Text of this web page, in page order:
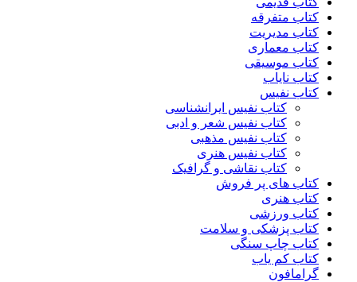
کتاب متفرقه
کتاب مدیریت
کتاب معماری
کتاب موسیقی
کتاب نایاب
کتاب نفیس
کتاب نفیس ایرانشناسی
کتاب نفیس شعر و ادبی
کتاب نفیس مذهبی
کتاب نفیس هنری
کتاب نقاشی و گرافیک
کتاب های پر فروش
کتاب هنری
کتاب ورزشی
کتاب پزشکی و سلامت
کتاب چاپ سنگی
کتاب کم یاب
گرامافون